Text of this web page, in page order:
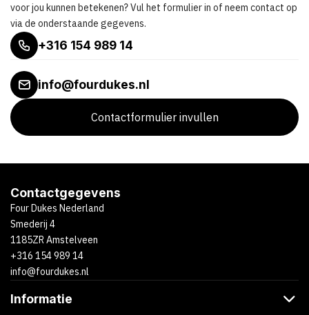
voor jou kunnen betekenen? Vul het formulier in of neem contact op
via de onderstaande gegevens.
+316 154 989 14
info@fourdukes.nl
Contactformulier invullen
Informatie
Contactgegevens
Four Dukes Nederland
Smederij 4
1185ZR Amstelveen
+316 154 989 14
info@fourdukes.nl